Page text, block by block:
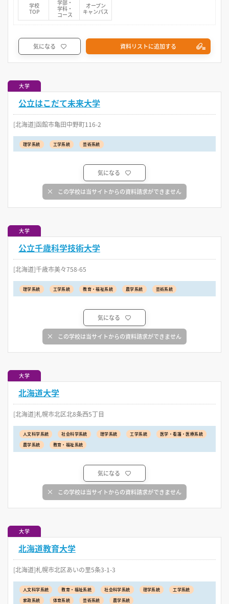
学校
TOP
学部・
学科・
コース
オープン
キャンパス
気になる 資料リストに追加する
大学
公立はこだて未来大学
[北海道]函館市亀田中野町116-2
理学系統 工学系統 芸術系統
気になる
この学校は当サイトからの資料請求ができません
大学
公立千歳科学技術大学
[北海道]千歳市美々758-65
理学系統 工学系統 教育・福祉系統 農学系統 芸術系統
気になる
この学校は当サイトからの資料請求ができません
大学
北海道大学
[北海道]札幌市北区北8条西5丁目
人文科学系統 社会科学系統 理学系統 工学系統
医学・看護・医療系統
農学系統
教育・福祉系統
気になる
この学校は当サイトからの資料請求ができません
大学
北海道教育大学
[北海道]札幌市北区あいの里5条3-1-3
人文科学系統 教育・福祉系統 社会科学系統 理学系統
工学系統
家政系統
体育系統 芸術系統 農学系統